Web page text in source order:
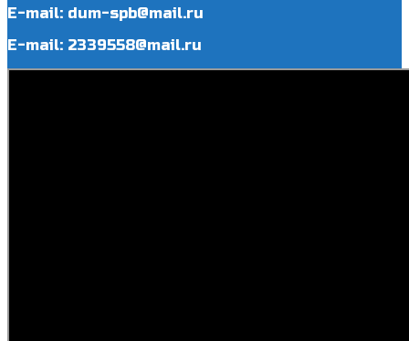
E-mail: dum-spb@mail.ru
E-mail: 2339558@mail.ru